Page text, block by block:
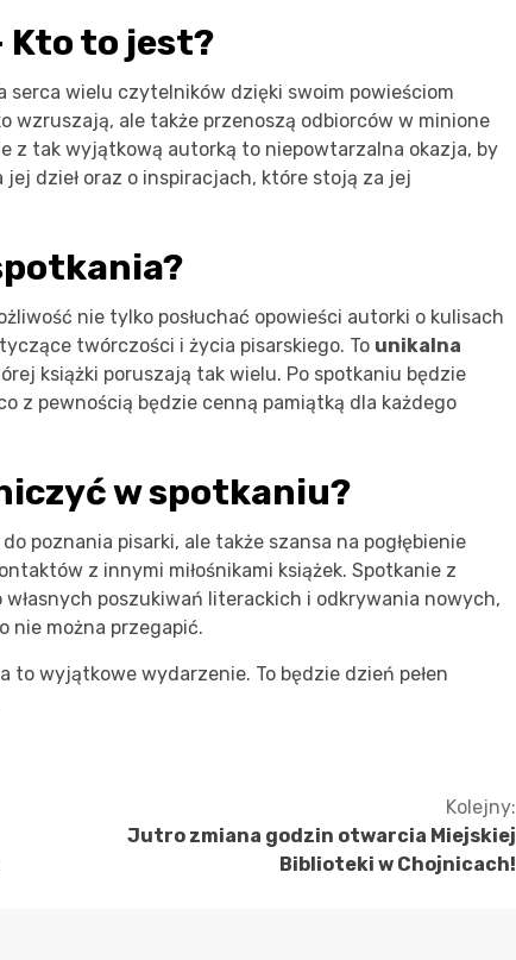
Kto to jest?
serca wielu czytelników dzięki swoim powieściom
ale także przenoszą odbiorców w minione
z tak wyjątkową autorką to niepowtarzalna okazja, by
dzieł oraz o inspiracjach, które stoją za jej
nie tylko posłuchać opowieści autorki o kulisach
twórczości i życia pisarskiego. To unikalna
książki poruszają tak wielu. Po spotkaniu będzie
z pewnością będzie cenną pamiątką dla każdego
w spotkaniu?
poznania pisarki, ale także szansa na pogłębienie
z innymi miłośnikami książek. Spotkanie z
poszukiwań literackich i odkrywania nowych,
nie można przegapić.
wyjątkowe wydarzenie. To będzie dzień pełen
Kolejny:
Jutro zmiana godzin otwarcia Miejskiej
Biblioteki w Chojnicach!